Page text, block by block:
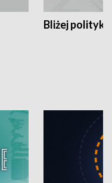
Bliżej polityki